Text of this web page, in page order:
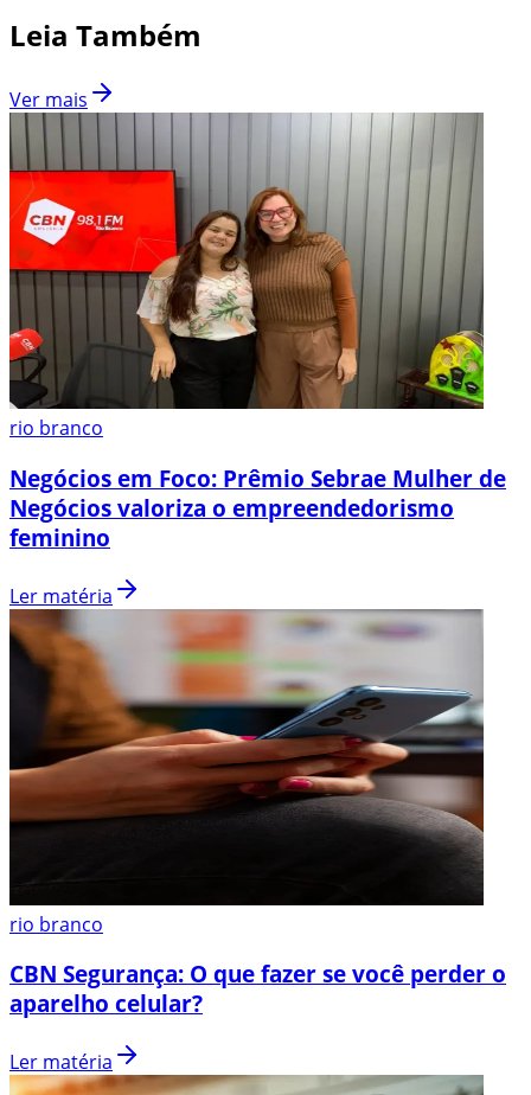
Leia Também
Ver mais
rio branco
Negócios em Foco: Prêmio Sebrae Mulher de
Negócios valoriza o empreendedorismo
feminino
Ler matéria
rio branco
CBN Segurança: O que fazer se você perder o
aparelho celular?
Ler matéria